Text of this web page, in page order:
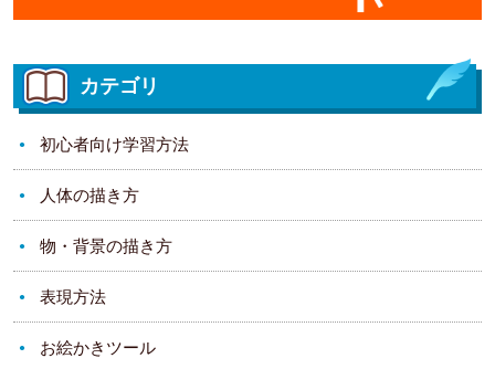
カテゴリ
初心者向け学習方法
人体の描き方
物・背景の描き方
表現方法
お絵かきツール